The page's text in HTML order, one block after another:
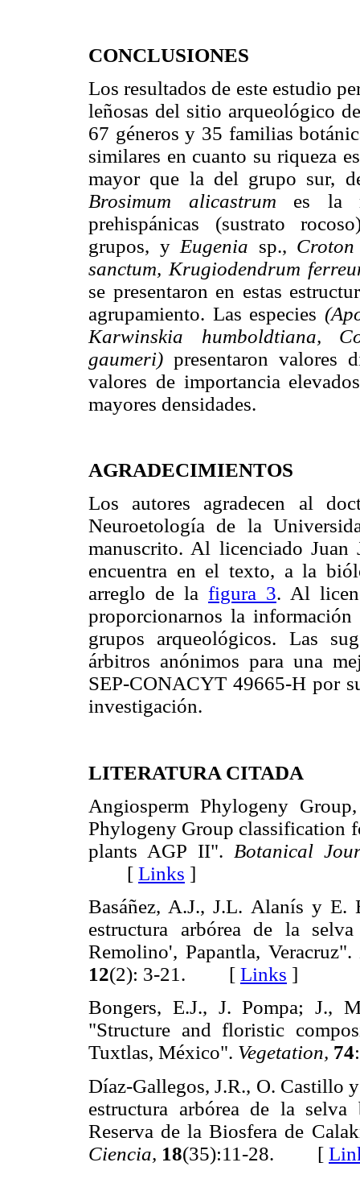
CONCLUSIONES
Los resultados de este estudio
leñosas del sitio arqueológico
67 géneros y 35 familias
similares en cuanto su riqueza
mayor que la del grupo sur,
Brosimum alicastrum es la
prehispánicas (sustrato
grupos, y Eugenia sp.,
sanctum, Krugiodendrum
se presentaron en estas
agrupamiento. Las especies
Karwinskia humboldtiana,
gaumeri) presentaron valores
valores de importancia
mayores densidades.
AGRADECIMIENTOS
Los autores agradecen al
Neuroetología de la
manuscrito. Al licenciado
encuentra en el texto, a la
arreglo de la figura 3. Al
proporcionarnos la
grupos arqueológicos. Las
árbitros anónimos para una
SEP-CONACYT 49665-H por
investigación.
LITERATURA CITADA
Angiosperm Phylogeny
Phylogeny Group classification
plants AGP II". Botanical
[ Links ]
Basáñez, A.J., J.L. Alanís y
estructura arbórea de la
Remolino', Papantla, Veracruz".
12(2): 3-21. [ Links ]
Bongers, E.J., J. Pompa; J.,
"Structure and floristic
Tuxtlas, México". Vegetation, 74
Díaz-Gallegos, J.R., O. Castillo
estructura arbórea de la
Reserva de la Biosfera de
Ciencia, 18(35):11-28. [